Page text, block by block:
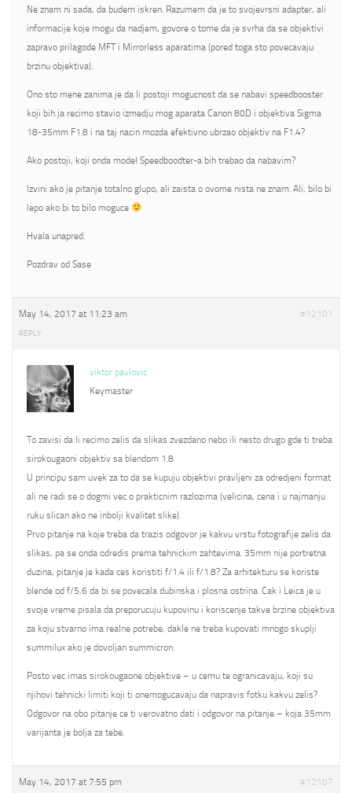
Ne znam ni sada, da budem iskren. Razumem da je to svojevrsni adapter, ali
informacije koje mogu da nadjem, govore o tome da je svrha da se objektivi
zapravo prilagode MFT i Mirrorless aparatima (pored toga sto povecavaju
brzinu objektiva).
Ono sto mene zanima je da li postoji mogucnost da se nabavi speedbooster
koji bih ja recimo stavio izmedju mog aparata Canon 80D i objektiva Sigma
18-35mm F1.8 i na taj nacin mozda efektivno ubrzao objektiv na F1.4?
Ako postoji, koji onda model Speedboodter-a bih trebao da nabavim?
Izvini ako je pitanje totalno glupo, ali zaista o ovome nista ne znam. Ali, bilo bi
lepo ako bi to bilo moguce
Hvala unapred.
Pozdrav od Sase
May 14, 2017 at 11:23 am #12101
REPLY
viktor pavlovic
Keymaster
To zavisi da li recimo zelis da slikas zvezdano nebo ili nesto drugo gde ti treba
sirokougaoni objektiv sa blendom 1.8
U principu sam uvek za to da se kupuju objektivi pravljeni za odredjeni format
ali ne radi se o dogmi vec o prakticnim razlozima (velicina, cena i u najmanju
ruku slican ako ne inbolji kvalitet slike).
Prvo pitanje na koje treba da trazis odgovor je kakvu vrstu fotografije zelis da
slikas, pa se onda odredis prema tehnickim zahtevima. 35mm nije portretna
duzina, pitanje je kada ces koristiti f/1.4 ili f/1.8? Za arhitekturu se koriste
blende od f/5,6 da bi se povecala dubinska i plosna ostrina. Cak i Leica je u
svoje vreme pisala da preporucuju kupovinu i koriscenje takve brzine objektiva
za koju stvarno ima realne potrebe, dakle ne treba kupovati mnogo skuplji
summilux ako je dovoljan summicron.
Posto vec imas sirokougaone objektive – u cemu te ogranicavaju, koji su
njihovi tehnicki limiti koji ti onemogucavaju da napravis fotku kakvu zelis?
Odgovor na obo pitanje ce ti verovatno dati i odgovor na pitanje – koja 35mm
varijanta je bolja za tebe.
May 14, 2017 at 7:55 pm #12107